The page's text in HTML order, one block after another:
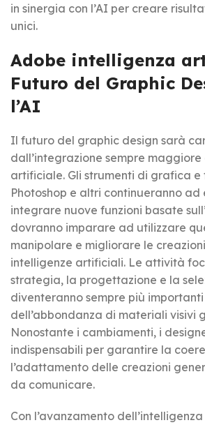
in sinergia con l’AI per creare
unici.
Adobe intelligenza
Futuro del Graphic
l’AI
Il futuro del graphic design sarà
dall’integrazione sempre maggiore
artificiale. Gli strumenti di grafica
Photoshop e altri continueranno ad
integrare nuove funzioni basate
dovranno imparare ad utilizzare
manipolare e migliorare le
intelligenze artificiali. Le attività
strategia, la progettazione e la
diventeranno sempre più
dell’abbondanza di materiali visivi
Nonostante i cambiamenti, i
indispensabili per garantire la
l’adattamento delle creazioni
da comunicare.
Con l’avanzamento